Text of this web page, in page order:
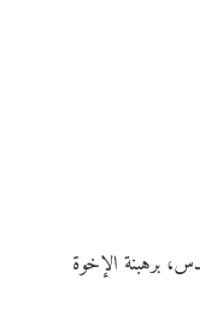
برهبنة الإخوة